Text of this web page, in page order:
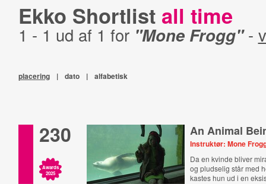
Ekko Shortlist all time
1 - 1 ud af 1 for "Mone Frogg"-
placering | dato | alfabetisk
230
Awards
2025
An Animal
Instruktør: Mone
Da en kvinde bliver
og pludselig står med
kastes hun ud i en